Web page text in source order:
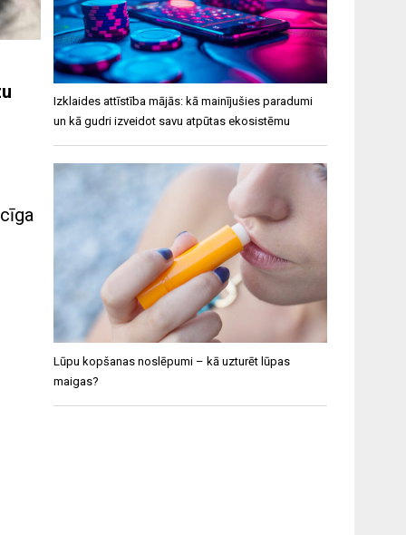
Izklaides attīstība mājās: kā mainījušies paradumi
un kā gudri izveidot savu atpūtas ekosistēmu
Lūpu kopšanas noslēpumi – kā uzturēt lūpas
maigas?